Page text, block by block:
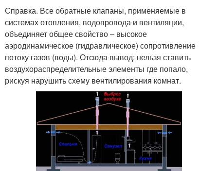
Справка. Все обратные клапаны, применяемые в
системах отопления, водопровода и вентиляции,
объединяет общее свойство – высокое
аэродинамическое (гидравлическое) сопротивление
потоку газов (воды). Отсюда вывод: нельзя ставить
воздухораспределительные элементы где попало,
рискуя нарушить схему вентилирования комнат.